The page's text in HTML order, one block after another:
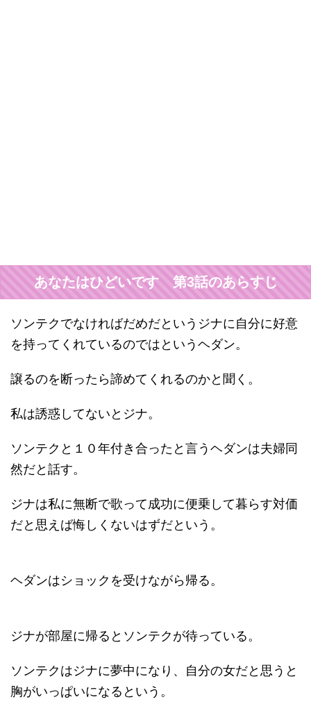
あなたはひどいです 第3話のあらすじ
ソンテクでなければだめだというジナに自分に好意
を持ってくれているのではというヘダン。
譲るのを断ったら諦めてくれるのかと聞く。
私は誘惑してないとジナ。
ソンテクと１０年付き合ったと言うヘダンは夫婦同
然だと話す。
ジナは私に無断で歌って成功に便乗して暮らす対価
だと思えば悔しくないはずだという。
ヘダンはショックを受けながら帰る。
ジナが部屋に帰るとソンテクが待っている。
ソンテクはジナに夢中になり、自分の女だと思うと
胸がいっぱいになるという。